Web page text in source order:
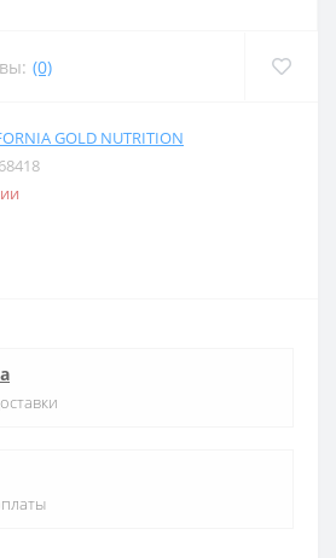
(0)
GOLD NUTRITION